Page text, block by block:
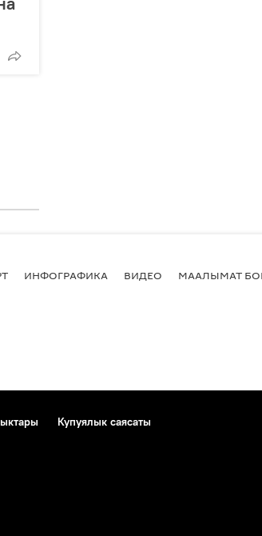
ИНФОГРАФИКА ВИДЕО МААЛЫМАТ
Купуялык саясаты